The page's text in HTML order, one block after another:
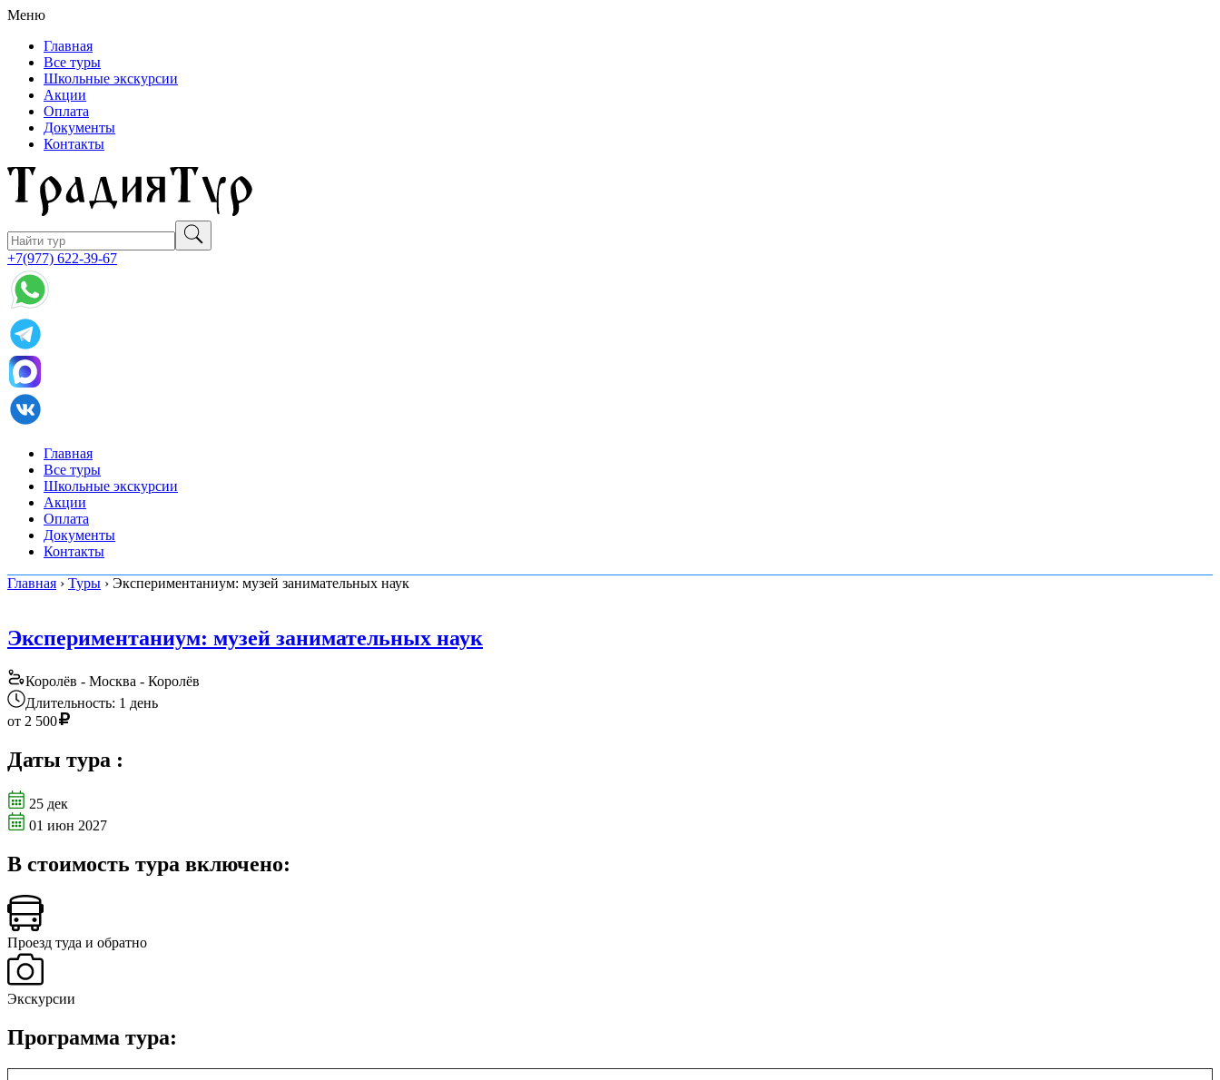
Меню
Главная
Все туры
Школьные экскурсии
Акции
Оплата
Документы
Контакты
+7(977) 622-39-67
Главная
Все туры
Школьные экскурсии
Акции
Оплата
Документы
Контакты
Главная › Туры › Экспериментаниум: музей занимательных наук
Экспериментаниум: музей занимательных наук
Королёв - Москва - Королёв
Длительность: 1 день
от 2 500
Даты тура :
25 дек
01 июн 2027
В стоимость тура включено:
Проезд туда и обратно
Экскурсии
Программа тура: